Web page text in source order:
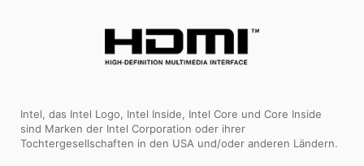
Intel, das Intel Logo, Intel Inside, Intel Core und Core Inside
sind Marken der Intel Corporation oder ihrer
Tochtergesellschaften in den USA und/oder anderen Ländern.